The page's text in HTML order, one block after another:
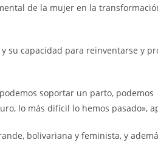
de la mujer en la
su capacidad para reinventarse y
soportar un parto, podemos
lo más difícil lo hemos pasado»,
bolivariana y feminista, y